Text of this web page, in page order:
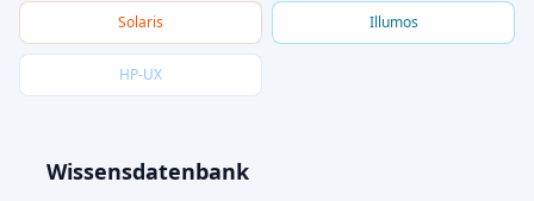
Solaris Illumos
HP-UX
Wissensdatenbank